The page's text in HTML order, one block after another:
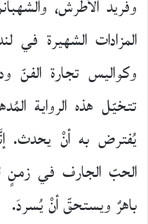
وفريد الأطرش،
المزادات الشهيرة في
وكواليس تجارة الفنّ
تتخيّل هذه الرواية
يُفترض به أنْ يحدث.
الحبّ الجارف في زمنٍ
باهرٌ ويستحقّ أنْ يُسردَ.